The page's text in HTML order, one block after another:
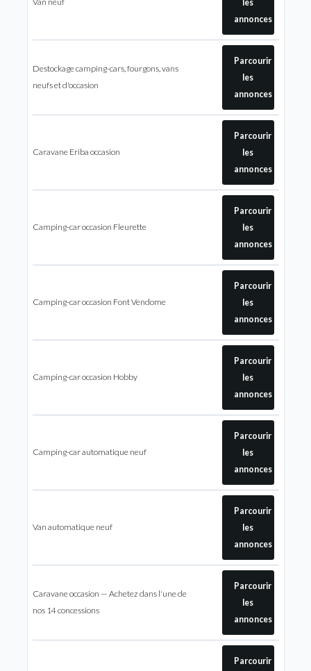
les
annonces
Destockage camping-cars, fourgons, vans
neufs et d'occasion
Parcourir
les
annonces
Caravane Eriba occasion
Parcourir
les
annonces
Camping-car occasion Fleurette
Parcourir
les
annonces
Camping-car occasion Font Vendome
Parcourir
les
annonces
Camping-car occasion Hobby
Parcourir
les
annonces
Camping-car automatique neuf
Parcourir
les
annonces
Van automatique neuf
Parcourir
les
annonces
Caravane occasion — Achetez dans l'une de
nos 14 concessions
Parcourir
les
annonces
Parcourir